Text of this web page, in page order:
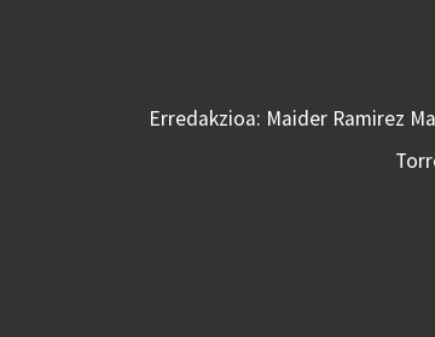
Erredakzioa: Maider Ramirez